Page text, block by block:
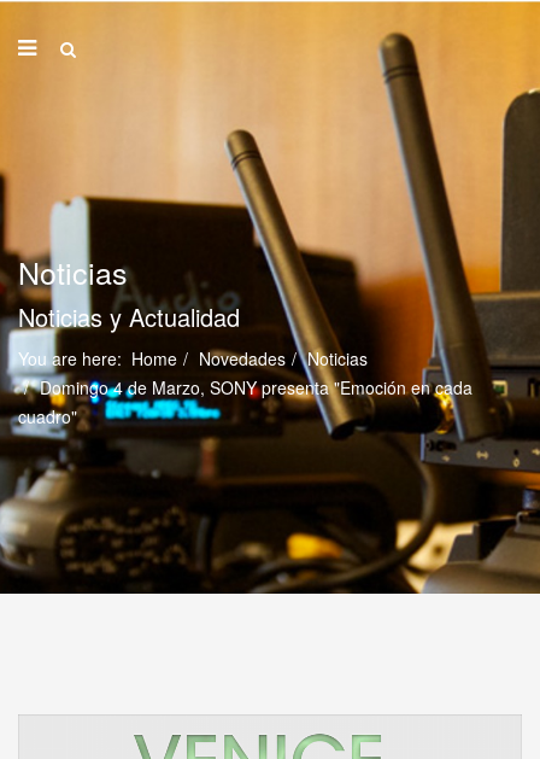
Noticias
Noticias y Actualidad
You are here: Home Novedades
Noticias
Domingo 4 de Marzo, SONY presenta "Emoción en cada
cuadro"